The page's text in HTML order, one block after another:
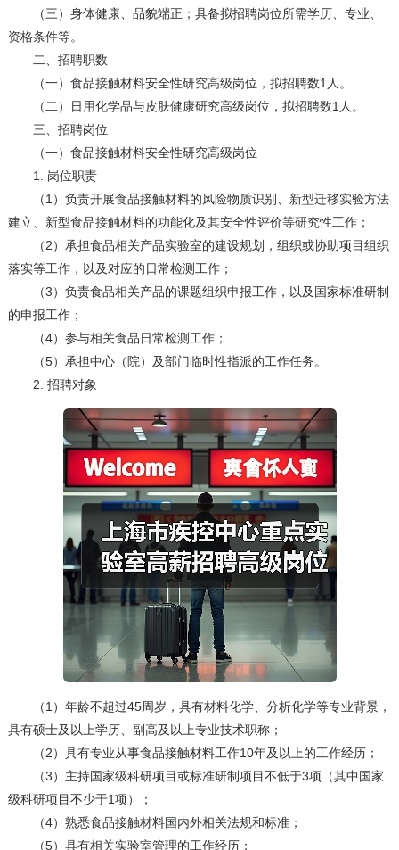
（三）身体健康、品貌端正；具备拟招聘岗位所需学历、专业、
资格条件等。
二、招聘职数
（一）食品接触材料安全性研究高级岗位，拟招聘数1人。
（二）日用化学品与皮肤健康研究高级岗位，拟招聘数1人。
三、招聘岗位
（一）食品接触材料安全性研究高级岗位
1. 岗位职责
（1）负责开展食品接触材料的风险物质识别、新型迁移实验方法
建立、新型食品接触材料的功能化及其安全性评价等研究性工作；
（2）承担食品相关产品实验室的建设规划，组织或协助项目组织
落实等工作，以及对应的日常检测工作；
（3）负责食品相关产品的课题组织申报工作，以及国家标准研制
的申报工作；
（4）参与相关食品日常检测工作；
（5）承担中心（院）及部门临时性指派的工作任务。
2. 招聘对象
（1）年龄不超过45周岁，具有材料化学、分析化学等专业背景，
具有硕士及以上学历、副高及以上专业技术职称；
（2）具有专业从事食品接触材料工作10年及以上的工作经历；
（3）主持国家级科研项目或标准研制项目不低于3项（其中国家
级科研项目不少于1项）；
（4）熟悉食品接触材料国内外相关法规和标准；
（5）具有相关实验室管理的工作经历；